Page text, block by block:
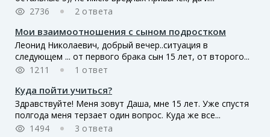
2736
2 ответа
Мои взаимоотношения с сыном подростком
Леонид Николаевич, добрый вечер..ситуация в
следующем ... от первого брака сын 15 лет, от второго...
1211
1 ответ
Куда пойти учиться?
Здравствуйте! Меня зовут Даша, мне 15 лет. Уже спустя
полгода меня терзает один вопрос. Куда же все...
1494
3 ответа